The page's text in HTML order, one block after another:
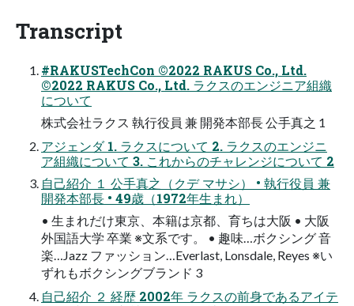
Transcript
#RAKUSTechCon ©2022 RAKUS Co., Ltd.
©2022 RAKUS Co., Ltd. ラクスのエンジニア組織
について
株式会社ラクス 執行役員 兼 開発本部長 公手真之 1
アジェンダ 1. ラクスについて 2. ラクスのエンジニ
ア組織について 3. これからのチャレンジについて 2
自己紹介 １ 公手真之（クデ マサシ） • 執行役員 兼
開発本部長 • 49歳（1972年生まれ）
• 生まれだけ東京、本籍は京都、育ちは大阪 • 大阪
外国語大学 卒業 ※文系です。 • 趣味…ボクシング 音
楽…Jazz ファッション…Everlast, Lonsdale, Reyes ※い
ずれもボクシングブランド 3
自己紹介 ２ 経歴 2002年 ラクスの前身であるアイテ